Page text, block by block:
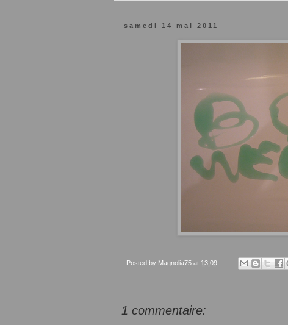
samedi 14 mai 2011
Posted by Magnolia75 at 13:09
1 commentaire: